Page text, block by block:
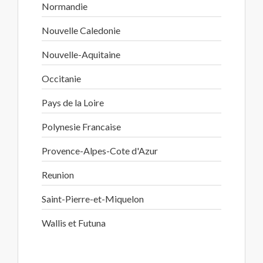
Normandie
Nouvelle Caledonie
Nouvelle-Aquitaine
Occitanie
Pays de la Loire
Polynesie Francaise
Provence-Alpes-Cote d'Azur
Reunion
Saint-Pierre-et-Miquelon
Wallis et Futuna